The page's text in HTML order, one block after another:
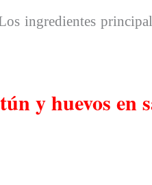
ingredientes
y huevos en